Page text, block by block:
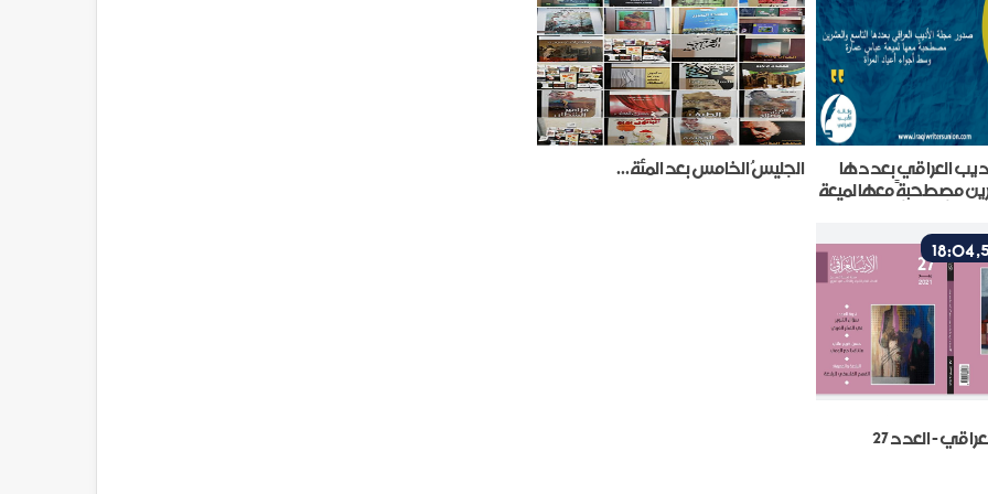
العراقي بعددها
مصطحبةً معها لميعة
الجليسُ الخامس بعد المئة...
- العدد 27